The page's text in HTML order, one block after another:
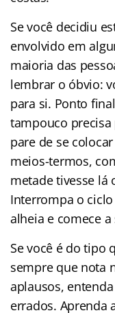
Se você decidiu
envolvido em
maioria das
lembrar o óbvio:
para si. Ponto
tampouco precisa
pare de se
meios-termos,
metade tivesse lá
Interrompa o
alheia e comece
Se você é do tipo
sempre que nota
aplausos,
errados. Aprenda